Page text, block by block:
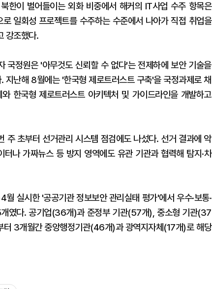
한이 벌어들이는 외화 비중에서 해커의 IT사업 수주 항목은
일회성 프로젝트를 수주하는 수준에서 나아가 직접 취업을
강조했다.
국정원은 '아무것도 신뢰할 수 없다'는 전제하에 보안 기술을
지난해 8월에는 '한국형 제로트러스트 구축'을 국정과제로 채
한국형 제로트러스트 아키텍처 및 가이드라인을 개발하고
주 초부터 선거관리 시스템 점검에도 나섰다. 선거 결과에 악
나 가짜뉴스 등 방지 영역에도 유관 기관과 협력해 탐지·차
실시한 '공공기관 정보보안 관리실태 평가'에서 우수·보통·
였다. 공기업(36개)과 준정부 기관(57개), 중소형 기관(37
터 3개월간 중앙행정기관(46개)과 광역지자체(17개)로 해당